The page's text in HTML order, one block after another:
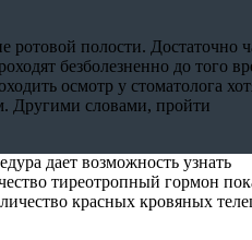
ротовой полости. Достаточно
безболезненно до того
осмотр у стоматолога
Другими словами, пройти
дает возможность узнать
тиреотропный гормон
красных кровяных